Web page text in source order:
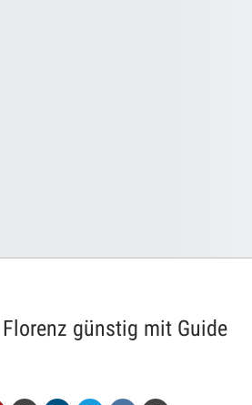
günstig mit Guide